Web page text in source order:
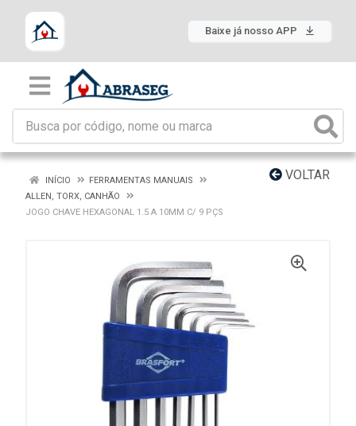
Baixe já nosso APP
VOLTAR
INÍCIO
FERRAMENTAS MANUAIS
ALLEN, TORX, CANHÃO
JOGO CHAVE HEXAGONAL 1.5 A 10MM C/ 9 PÇS